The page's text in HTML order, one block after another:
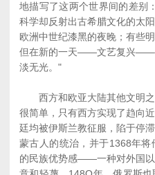
地描写了这两个世界间的差别
科学却反射出古希腊文化的太
欧洲中世纪漆黑的夜晚；有些
但在新的一天――文艺复兴――
淡无光。"
西方和欧亚大陆其他文明之
很简单，只有西方实现了趋向
廷均被伊斯兰教征服，陷于停
蒙古人的统治，并于1368年
的民族优势感――一种对外国